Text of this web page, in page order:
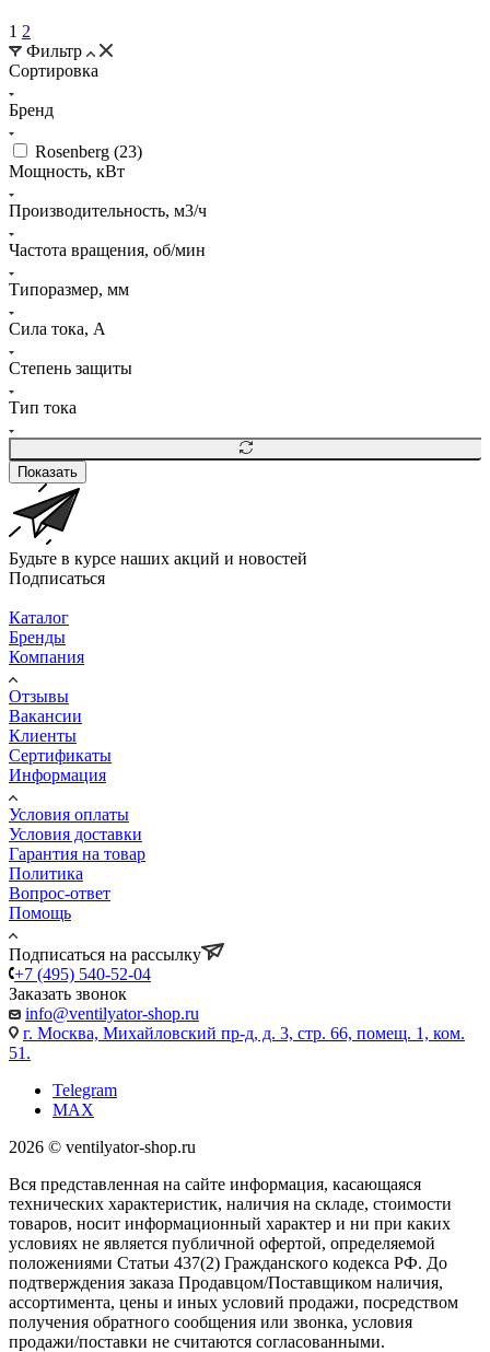
1 2
Фильтр
Сортировка
Бренд
Rosenberg (23)
Мощность, кВт
Производительность, м3/ч
Частота вращения, об/мин
Типоразмер, мм
Сила тока, A
Степень защиты
Тип тока
Показать
Будьте в курсе наших акций и новостей
Подписаться
Каталог
Бренды
Компания
Отзывы
Вакансии
Клиенты
Сертификаты
Информация
Условия оплаты
Условия доставки
Гарантия на товар
Политика
Вопрос-ответ
Помощь
Подписаться на рассылку
+7 (495) 540-52-04
Заказать звонок
info@ventilyator-shop.ru
г. Москва, Михайловский пр-д, д. 3, cтр. 66, помещ. 1, ком.
51.
Telegram
MAX
2026 © ventilyator-shop.ru
Вся представленная на сайте информация, касающаяся
технических характеристик, наличия на складе, стоимости
товаров, носит информационный характер и ни при каких
условиях не является публичной офертой, определяемой
положениями Статьи 437(2) Гражданского кодекса РФ. До
подтверждения заказа Продавцом/Поставщиком наличия,
ассортимента, цены и иных условий продажи, посредством
получения обратного сообщения или звонка, условия
продажи/поставки не считаются согласованными.